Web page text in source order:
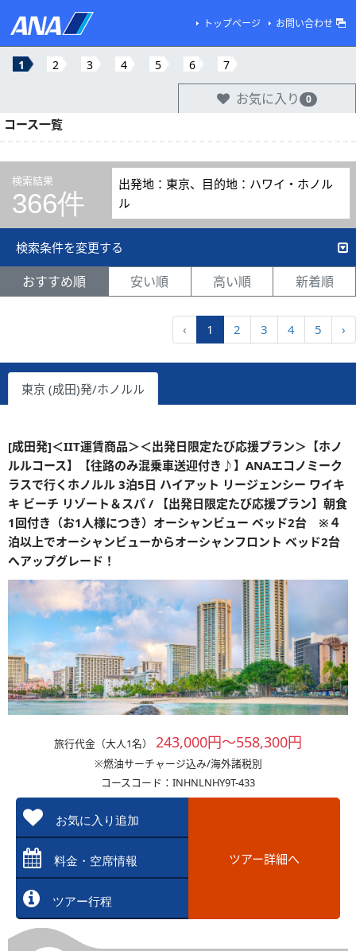
トップページ お問い合わせ
1 2 3 4 5 6 7
お気に入り 0
コース一覧
検索結果
366件
出発地：東京、目的地：ハワイ・ホノル
ル
検索条件を変更する
おすすめ順 安い順 高い順 新着順
‹ 1 2 3 4 5 ›
東京 (成田)発/ホノルル
[成田発]＜IIT運賃商品＞＜出発日限定たび応援プラン＞【ホノ
ルルコース】【往路のみ混乗車送迎付き♪】ANAエコノミーク
ラスで行くホノルル 3泊5日 ハイアット リージェンシー ワイキ
キ ビーチ リゾート＆スパ / 【出発日限定たび応援プラン】朝食
1回付き（お1人様につき）オーシャンビュー ベッド2台 ※４
泊以上でオーシャンビューからオーシャンフロント ベッド2台
へアップグレード！
旅行代金（大人1名） 243,000円～558,300円
※燃油サーチャージ込み/海外諸税別
コースコード：INHNLNHY9T-433
お気に入り追加
料金・空席情報
ツアー行程
ツアー詳細へ